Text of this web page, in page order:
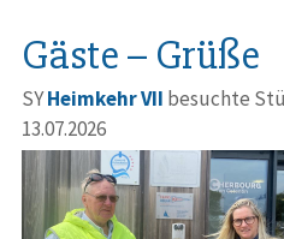
Gäste – Grüße
SYHeimkehr VII besuchte
13.07.2026